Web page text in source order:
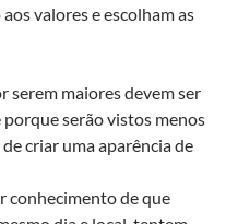
valores e escolham as
serem maiores devem ser
serão vistos menos
criar uma aparência de
conhecimento de que